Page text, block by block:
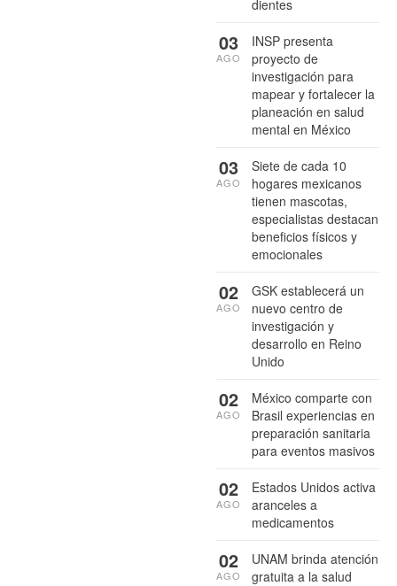
dientes
INSP presenta
proyecto de
investigación para
mapear y fortalecer la
planeación en salud
mental en México
03
AGO
Siete de cada 10
hogares mexicanos
tienen mascotas,
especialistas destacan
beneficios físicos y
emocionales
03
AGO
GSK establecerá un
nuevo centro de
investigación y
desarrollo en Reino
Unido
02
AGO
México comparte con
Brasil experiencias en
preparación sanitaria
para eventos masivos
02
AGO
Estados Unidos activa
aranceles a
medicamentos
02
AGO
UNAM brinda atención
gratuita a la salud
02
AGO